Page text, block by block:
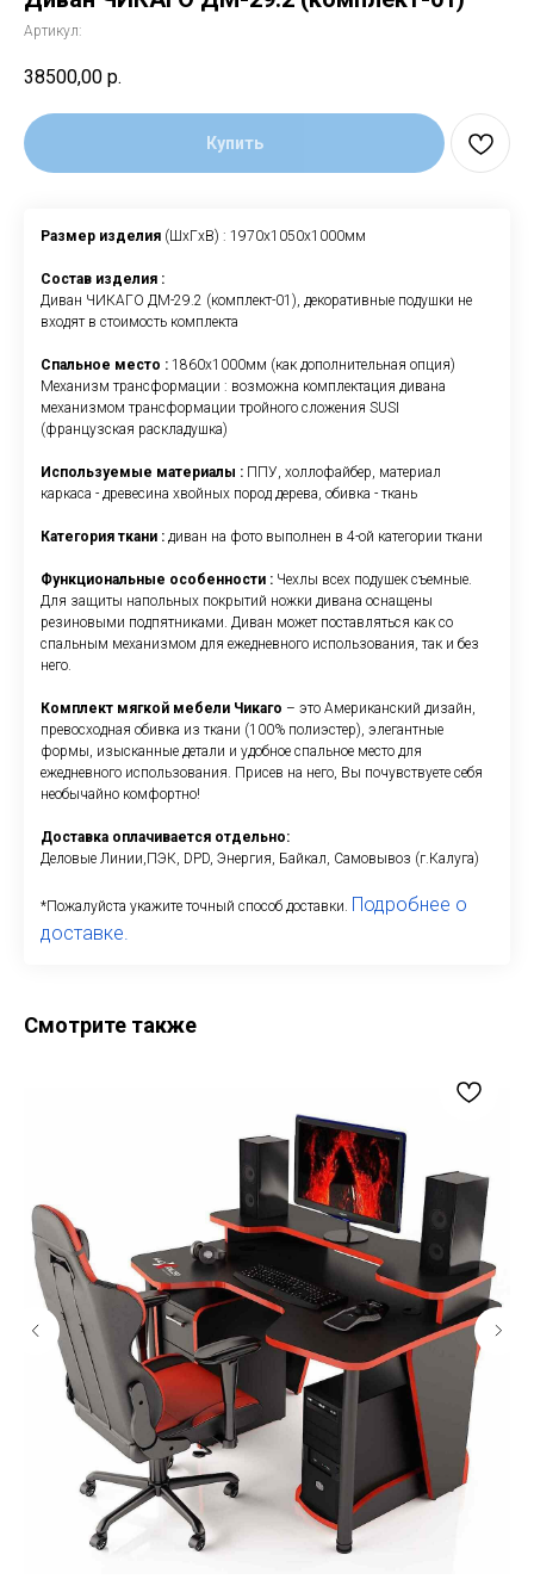
Артикул:
38500,00 р.
Купить
Размер изделия (ШxГxВ) : 1970х1050х1000мм
Состав изделия :
Диван ЧИКАГО ДМ-29.2 (комплект-01), декоративные подушки не
входят в стоимость комплекта
Спальное место : 1860х1000мм (как дополнительная опция)
Механизм трансформации : возможна комплектация дивана
механизмом трансформации тройного сложения SUSI
(французская раскладушка)
Используемые материалы : ППУ, холлофайбер, материал
каркаса - древесина хвойных пород дерева, обивка - ткань
Категория ткани : диван на фото выполнен в 4-ой категории ткани
Функциональные особенности : Чехлы всех подушек съемные.
Для защиты напольных покрытий ножки дивана оснащены
резиновыми подпятниками. Диван может поставляться как со
спальным механизмом для ежедневного использования, так и без
него.
Комплект мягкой мебели Чикаго – это Американский дизайн,
превосходная обивка из ткани (100% полиэстер), элегантные
формы, изысканные детали и удобное спальное место для
ежедневного использования. Присев на него, Вы почувствуете себя
необычайно комфортно!
Доставка оплачивается отдельно:
Деловые Линии,ПЭК, DPD, Энергия, Байкал, Самовывоз (г.Калуга)
*Пожалуйста укажите точный способ доставки. Подробнее о
доставке.
Смотрите также